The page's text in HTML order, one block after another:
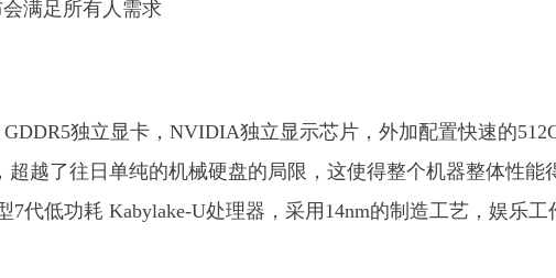
独立显卡，NVIDIA独立显示芯片，外加配置快速的
超越了往日单纯的机械硬盘的局限，这使得整个机器整体性能
代低功耗 Kabylake-U处理器，采用14nm的制造工艺，娱乐工